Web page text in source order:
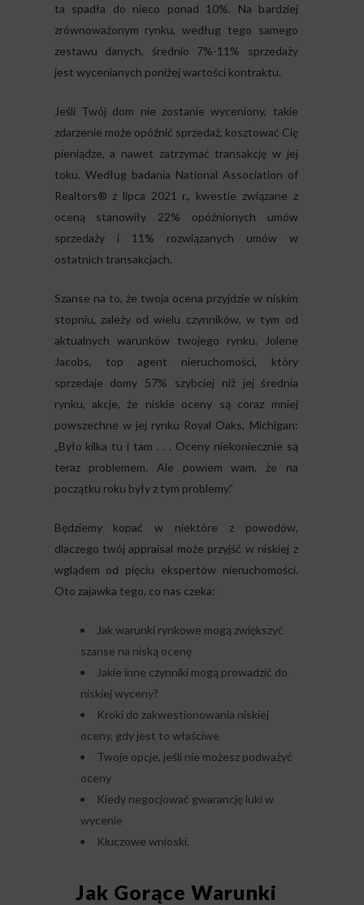
ta spadła do nieco ponad 10%. Na bardziej
zrównoważonym rynku, według tego samego
zestawu danych, średnio 7%-11% sprzedaży
jest wycenianych poniżej wartości kontraktu.
Jeśli Twój dom nie zostanie wyceniony, takie
zdarzenie może opóźnić sprzedaż, kosztować Cię
pieniądze, a nawet zatrzymać transakcję w jej
toku. Według badania National Association of
Realtors® z lipca 2021 r., kwestie związane z
oceną stanowiły 22% opóźnionych umów
sprzedaży i 11% rozwiązanych umów w
ostatnich transakcjach.
Szanse na to, że twoja ocena przyjdzie w niskim
stopniu, zależy od wielu czynników, w tym od
aktualnych warunków twojego rynku. Jolene
Jacobs, top agent nieruchomości, który
sprzedaje domy 57% szybciej niż jej średnia
rynku, akcje, że niskie oceny są coraz mniej
powszechne w jej rynku Royal Oaks, Michigan:
„Było kilka tu i tam . . . Oceny niekoniecznie są
teraz problemem. Ale powiem wam, że na
początku roku były z tym problemy.”
Będziemy kopać w niektóre z powodów,
dlaczego twój appraisal może przyjść w niskiej z
wglądem od pięciu ekspertów nieruchomości.
Oto zajawka tego, co nas czeka:
Jak warunki rynkowe mogą zwiększyć
szanse na niską ocenę
Jakie inne czynniki mogą prowadzić do
niskiej wyceny?
Kroki do zakwestionowania niskiej
oceny, gdy jest to właściwe
Twoje opcje, jeśli nie możesz podważyć
oceny
Kiedy negocjować gwarancję luki w
wycenie
Kluczowe wnioski.
Jak Gorące Warunki